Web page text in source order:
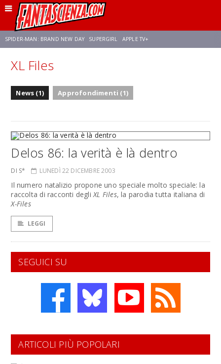
SPIDER-MAN: BRAND NEW DAY SUPERGIRL APPLE TV+
FRANCO RICCIARDIELLO
XL Files
News (1) Approfondimenti (1)
Delos 86: la verità è là dentro
DI S* LUNEDÌ 22 DICEMBRE 2003
Il numero natalizio propone uno speciale molto speciale: la
raccolta di racconti degliXL Files, la parodia tutta italiana di
X-Files
LEGGI
SEGUICI SU
ARTICOLI PIÙ POPOLARI